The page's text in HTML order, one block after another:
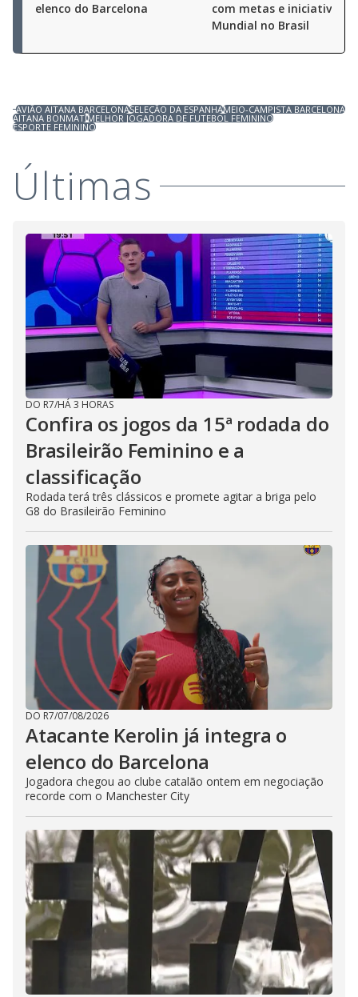
elenco do Barcelona
com metas e iniciativas
Mundial no Brasil
AVIÃO AITANA BARCELONASELEÇÃO DA ESPANHAMEIO-CAMPISTA BARCELONA
AITANA BONMATÍMELHOR JOGADORA DE FUTEBOL FEMININO
ESPORTE FEMININO
Últimas
DO R7/HÁ 3 HORAS
Confira os jogos da 15ª rodada do
Brasileirão Feminino e a
classificação
Rodada terá três clássicos e promete agitar a briga pelo
G8 do Brasileirão Feminino
DO R7/07/08/2026
Atacante Kerolin já integra o
elenco do Barcelona
Jogadora chegou ao clube catalão ontem em negociação
recorde com o Manchester City